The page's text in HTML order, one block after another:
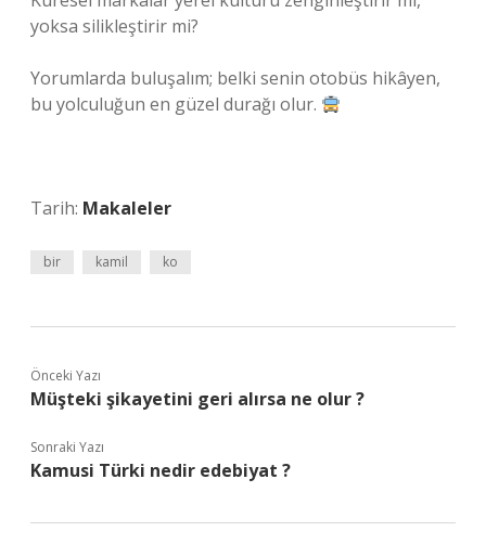
yoksa silikleştirir mi?
Yorumlarda buluşalım; belki senin otobüs hikâyen,
bu yolculuğun en güzel durağı olur.
Tarih: Makaleler
bir kamil ko
Önceki Yazı
Müşteki şikayetini geri alırsa ne olur ?
Sonraki Yazı
Kamusi Türki nedir edebiyat ?